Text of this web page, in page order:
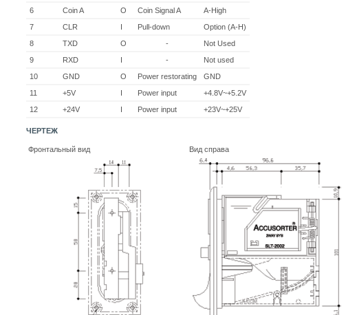
6
Coin A O Coin Signal A
A-High
7
CLR I Pull-down
Option (A-H)
8
TXD O -
Not Used
9
RXD I -
Not used
10
GND O Power restorating
GND
11
+5V I Power input
+4.8V~+5.2V
12
+24V I Power input +23V~+25V
ЧЕРТЕЖ
Фронтальный вид Вид справа